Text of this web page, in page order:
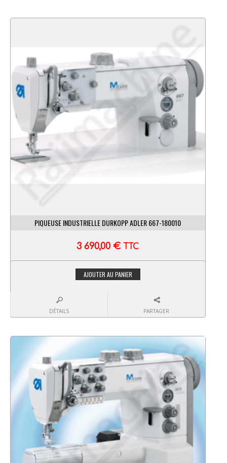
PIQUEUSE INDUSTRIELLE DURKOPP ADLER 667-180010
3 690,00€ TTC
AJOUTER AU PANIER
DÉTAILS PARTAGER